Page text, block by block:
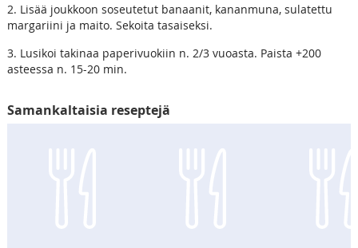
2. Lisää joukkoon soseutetut banaanit, kananmuna, sulatettu
margariini ja maito. Sekoita tasaiseksi.
3. Lusikoi takinaa paperivuokiin n. 2/3 vuoasta. Paista +200
asteessa n. 15-20 min.
Samankaltaisia reseptejä